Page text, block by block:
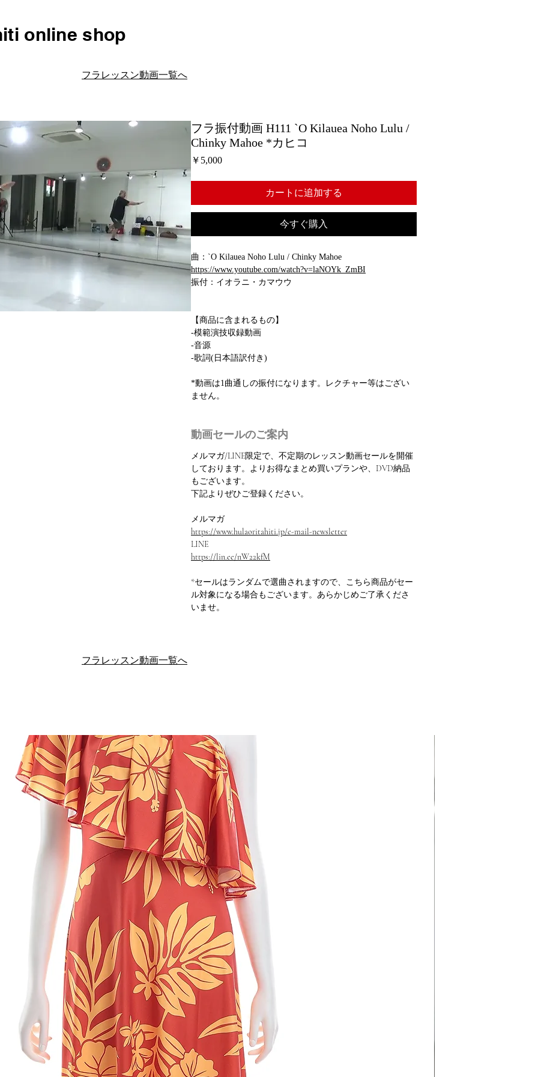
online shop
フラレッスン動画一覧へ
フラ振付動画 H111 `O Kilauea Noho Lulu /
Chinky Mahoe *カヒコ
￥5,000価
カートに追加する
今すぐ購入
曲：`O Kilauea Noho Lulu / Chinky Mahoe
https://www.youtube.com/watch?v=laNOYk_ZmBI
振付：イオラニ・カマウウ
【商品に含まれるもの】
-模範演技収録動画
-音源
-歌詞(日本語訳付き)
*動画は1曲通しの振付になります。レクチャー等はござい
ません。
動画セールのご案内
メルマガ/LINE限定で、不定期のレッスン動画セールを開催
しております。よりお得なまとめ買いプランや、DVD納品
もございます。
下記よりぜひご登録ください。
メルマガ
https://www.hulaoritahiti.jp/e-mail-newsletter
LINE
https://lin.ee/nW22kfM
*セールはランダムで選曲されますので、こちら商品がセー
ル対象になる場合もございます。あらかじめご了承くださ
いませ。
フラレッスン動画一覧へ